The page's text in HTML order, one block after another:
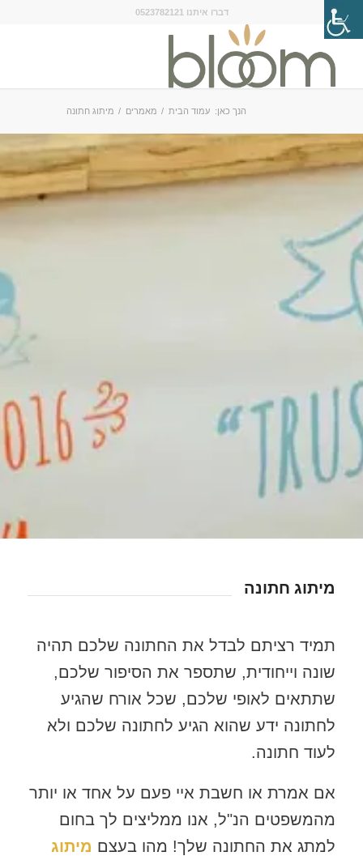
דברו איתנו 0523782121
הנך כאן: עמוד הבית / מאמרים / מיתוג חתונה
מיתוג חתונה
תמיד רציתם לבדל את החתונה שלכם תהיה
שונה וייחודית, שתספר את הסיפור שלכם,
שתתאים לאופי שלכם, שכל אורח שהגיע
לחתונה ידע שהוא הגיע לחתונה שלכם ולא
לעוד חתונה.
אם אמרת או חשבת איי פעם על אחד או יותר
מהמשפטים הנ"ל, אנו ממליצים לך בחום
למתג את החתונה שלך! מהו בעצם מיתוג